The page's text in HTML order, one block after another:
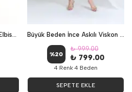
Büyük Beden Fırfırlı Cepli Elbise - Puantiye Büyük Beden İnce Askılı Viskon Desenli Elbise - Lacivert
%20
₺ 999.00
₺ 799.00
4 Renk 4 Beden
SEPETE EKLE